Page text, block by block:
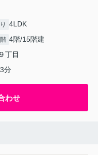
4LDK
4階/15階建
９丁目
分
わせ